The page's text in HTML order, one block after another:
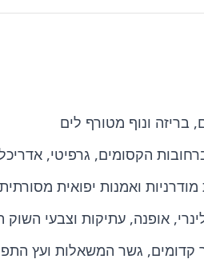
בריזה ונוף מטורף לים
הקסומים, גרפיטי,
ואמנות יפואית מסורתית
אופנה, עתיקות וצבעי השוק
קדומים, גשר המשאלות ועץ